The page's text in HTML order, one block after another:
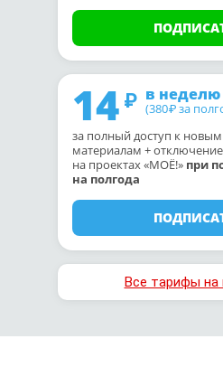
14 в неделю
(380₽ за
за полный доступ к
материалам +
на проектах «МОЁ!» при
на полгода
Все тарифы на